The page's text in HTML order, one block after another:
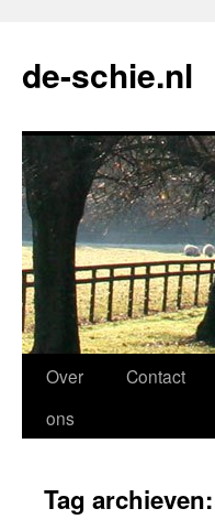
de-schie.nl
Spring
naar
inhoud
Over
ons
Contact
Tag archieven: